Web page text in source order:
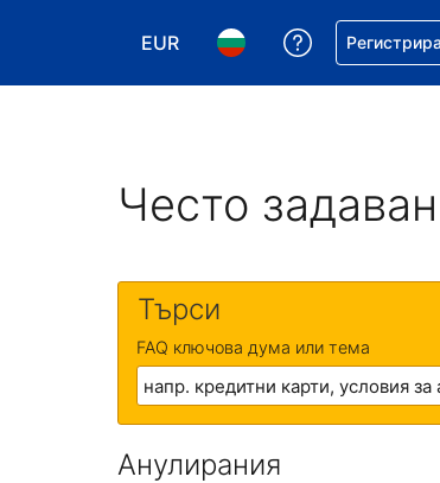
EUR
Избор на валута. Избрана
Избор на език.
Помощ с
Често
Търси
FAQ ключова дума или тема
Анулирания